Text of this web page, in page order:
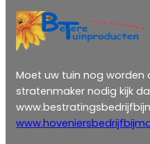
Moet uw tuin nog
stratenmaker nodig kijk